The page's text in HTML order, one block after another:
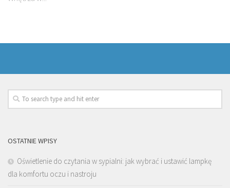
OSTATNIE WPISY
Oświetlenie do czytania w sypialni: jak wybrać i ustawić lampkę
dla komfortu oczu i nastroju